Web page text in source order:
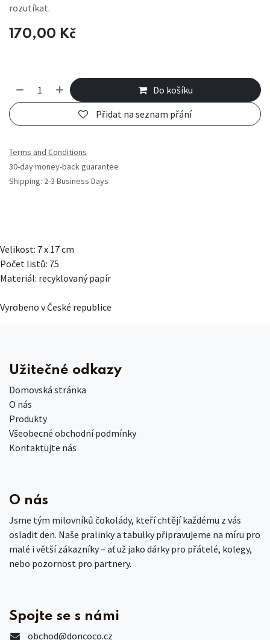
rozutíkat.
170,00 Kč
Do košíku
Přidat na seznam přání
Terms and Conditions
30-day money-back guarantee
Shipping: 2-3 Business Days
Velikost: 7 x 17 cm
Počet listů: 75
Materiál: recyklovaný papír
Vyrobeno v České republice
Užitečné odkazy
Domovská stránka
O nás
Produkty
Všeobecné obchodní podmínky
Kontaktujte nás
O nás
Jsme tým milovníků čokolády, kteří chtějí každému z vás
osladit den. Naše pralinky a tabulky připravujeme na míru pro
malé i větší zákazníky – ať už jako dárky pro přátelé, kolegy,
nebo pozornost pro partnery.
Spojte se s námi
obchod@doncoco.cz